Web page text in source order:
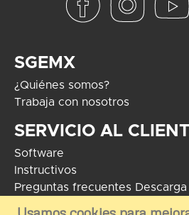
SGEMX
¿Quiénes somos?
Trabaja con nosotros
SERVICIO AL
Software
Instructivos
Preguntas frecuentes
Android